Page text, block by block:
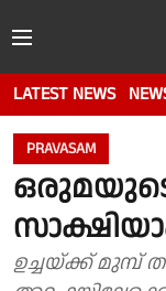
LATEST NEWS
PRAVASAM
ഉച്ചയ്ക്ക് മുമ്പ്